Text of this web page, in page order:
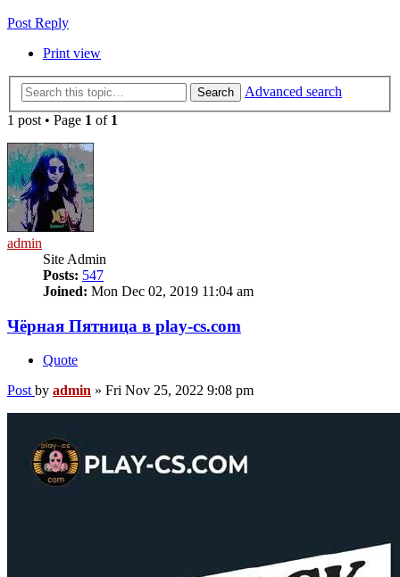
Post Reply
Print view
Search
Advanced search
1 post • Page 1 of 1
admin
Site Admin
Posts: 547
Joined: Mon Dec 02, 2019 11:04 am
Чёрная Пятница в play-cs.com
Quote
Post by admin » Fri Nov 25, 2022 9:08 pm